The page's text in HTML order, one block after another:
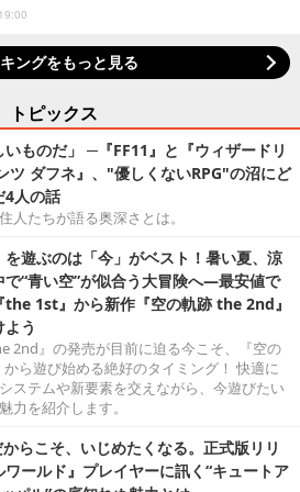
ングをもっと見る
トピックス
いものだ」 ─『FF11』と『ウィザードリ
ツ ダフネ』、"優しくないRPG"の沼にど
4人の話
人たちが語る奥深さとは。
を遊ぶのは「今」がベスト！暑い夏、涼
で“青い空”が似合う大冒険へ―最安値で
the 1st』から新作『空の軌跡 the 2nd』
う
2nd』の発売が目前に迫る今こそ、『空の
ら遊び始める絶好のタイミング！ 快適に
ステムや新要素を交えながら、今遊びたい
力を紹介します。
らこそ、いじめたくなる。正式版リリ
ワールド』プレイヤーに訊く“キュートア